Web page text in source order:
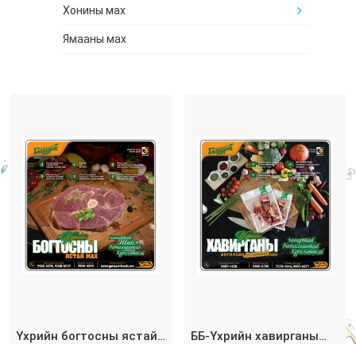
Хонины мах
Ямааны мах
Бүхэл үрийн гурил
Зөгийн бал
Маалингын тос
Бусад бүтээгдэхүүн
Үхрийн богтосны ястай
ББ-Үхрийн хавирганы